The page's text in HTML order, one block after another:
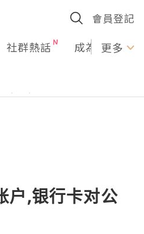
會員登記
社群熱話 成為U更多
户,银行卡对公